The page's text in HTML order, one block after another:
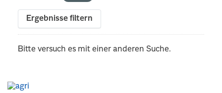
Ergebnisse filtern
Bitte versuch es mit einer anderen Suche.